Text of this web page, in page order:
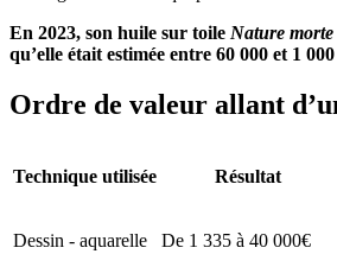
En 2023, son huile sur toile Nature morte
qu’elle était estimée entre 60 000 et 1
Ordre de valeur allant
Technique utilisée Résultat
Dessin - aquarelle De 1 335 à 40 000€